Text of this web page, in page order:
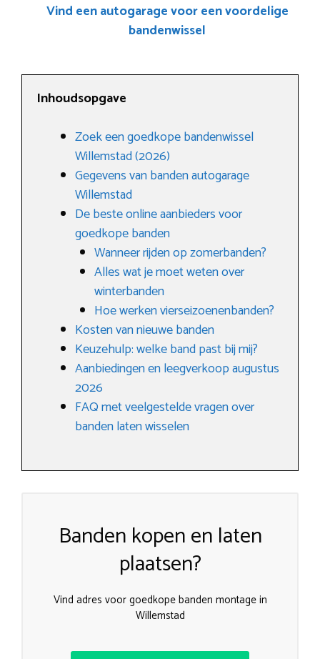
Vind een autogarage voor een voordelige
bandenwissel
Inhoudsopgave
Zoek een goedkope bandenwissel
Willemstad (2026)
Gegevens van banden autogarage
Willemstad
De beste online aanbieders voor
goedkope banden
Wanneer rijden op zomerbanden?
Alles wat je moet weten over
winterbanden
Hoe werken vierseizoenenbanden?
Kosten van nieuwe banden
Keuzehulp: welke band past bij mij?
Aanbiedingen en leegverkoop augustus
2026
FAQ met veelgestelde vragen over
banden laten wisselen
Banden kopen en laten
plaatsen?
Vind adres voor goedkope banden montage in
Willemstad